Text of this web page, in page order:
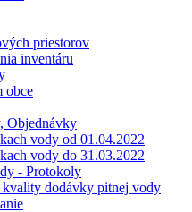
priestorov
inventáru
obce
Objednávky
vody od 01.04.2022
vody do 31.03.2022
- Protokoly
kvality dodávky pitnej vody